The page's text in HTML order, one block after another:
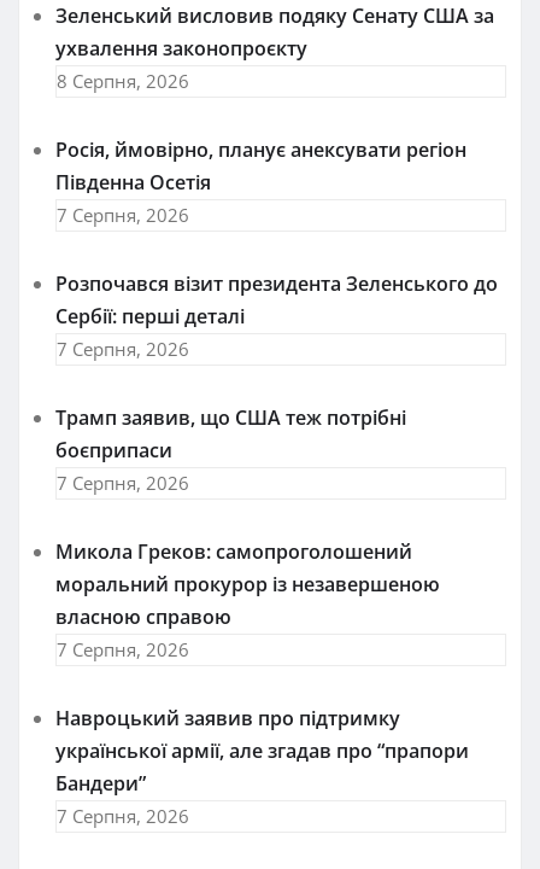
Зеленський висловив подяку Сенату США за
ухвалення законопроєкту
8 Серпня, 2026
Росія, ймовірно, планує анексувати регіон
Південна Осетія
7 Серпня, 2026
Розпочався візит президента Зеленського до
Сербії: перші деталі
7 Серпня, 2026
Трамп заявив, що США теж потрібні
боєприпаси
7 Серпня, 2026
Микола Греков: самопроголошений
моральний прокурор із незавершеною
власною справою
7 Серпня, 2026
Навроцький заявив про підтримку
української армії, але згадав про “прапори
Бандери”
7 Серпня, 2026